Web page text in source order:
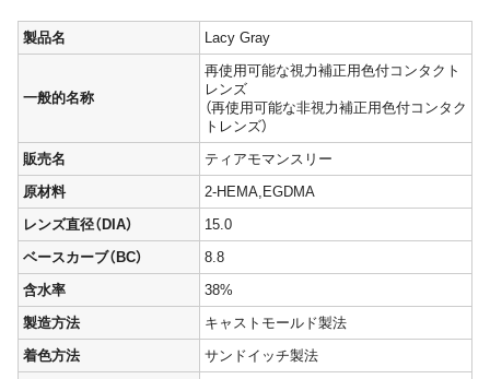
製品名 Lacy Gray
一般的名称
再使用可能な視力補正用色付コンタクト
レンズ
（再使用可能な非視力補正用色付コンタク
トレンズ）
販売名
ティアモマンスリー
原材料
2-HEMA,EGDMA
レンズ直径（DIA）
15.0
ベースカーブ（BC）
8.8
含水率
38%
製造方法
キャストモールド製法
着色方法
サンドイッチ製法